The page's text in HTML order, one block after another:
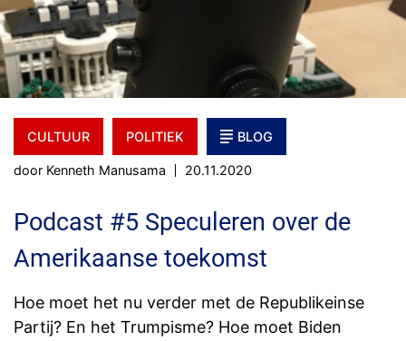
CULTUUR POLITIEK BLOG
door Kenneth Manusama 20.11.2020
Podcast #5 Speculeren over de
Amerikaanse toekomst
Hoe moet het nu verder met de Republikeinse
Partij? En het Trumpisme? Hoe moet Biden